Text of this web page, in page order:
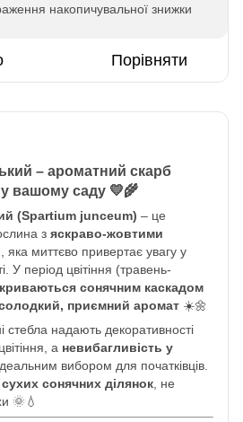
накопичувальної знижки
Порівняти
– ароматний скарб
вашому саду 💛🌾
(Spartium junceum) – це
з яскраво-жовтими
, яка миттєво привертає увагу у
період цвітіння (травень-
сонячним каскадом
приємний аромат ☀️🌼
стебла надають декоративності
а невибагливість у
вибором для початківців.
сухих сонячних ділянок , не
🌞💧